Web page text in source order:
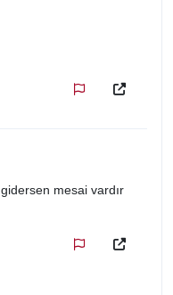
mesai vardır